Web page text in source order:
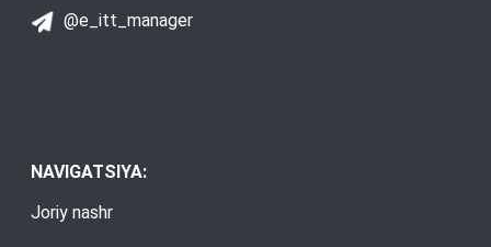
@e_itt_manager
NAVIGATSIYA:
Joriy nashr